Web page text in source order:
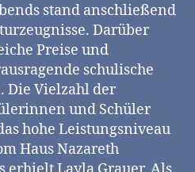
stand anschließend
Darüber
Preise und
schulische
Die Vielzahl der
und Schüler
hohe Leistungsniveau
Haus Nazareth